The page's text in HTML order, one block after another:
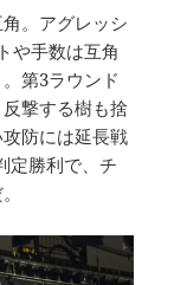
。アグレッシ
や手数は互角
第3ラウンド
撃する樹も捨
防には延長戦
定勝利で、チ